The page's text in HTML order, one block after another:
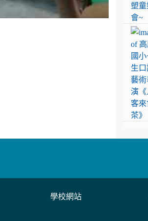
學校網站